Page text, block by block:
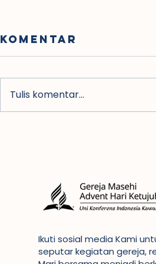
GMAHK di
Indonesia
Komentar
Tulis komentar...
Ikuti sosial media Kami
seputar kegiatan gereja,